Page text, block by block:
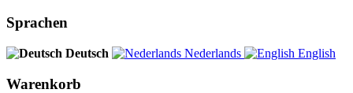
Sprachen
Deutsch Nederlands English
Warenkorb